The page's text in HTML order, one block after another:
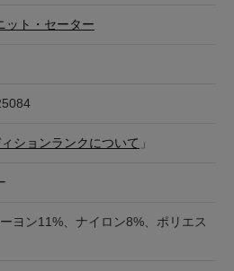
ット・セーター
ションランクについて 」
ヨン11%、ナイロン8%、ポリエス